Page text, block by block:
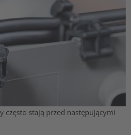
często stają przed następującymi